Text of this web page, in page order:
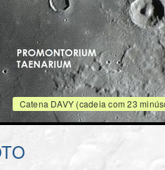
Catena DAVY (cadeia com 23